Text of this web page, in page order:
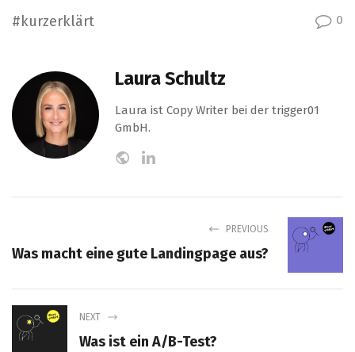
#kurzerklärt 0
Laura Schultz
Laura ist Copy Writer bei der trigger01
GmbH.
PREVIOUS
Was macht eine gute Landingpage aus?
NEXT
Was ist ein A/B-Test?